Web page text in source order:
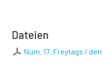
Dateien
Num. 17. Freytags / den